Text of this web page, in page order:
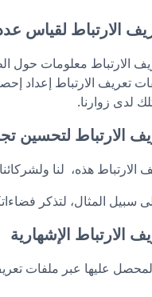
الارتباط معلومات حول
تعريف الارتباط إعداد
لدى زوارنا.
الارتباط هذه، لنا
المثال، لتذكر
عليها عبر ملفات